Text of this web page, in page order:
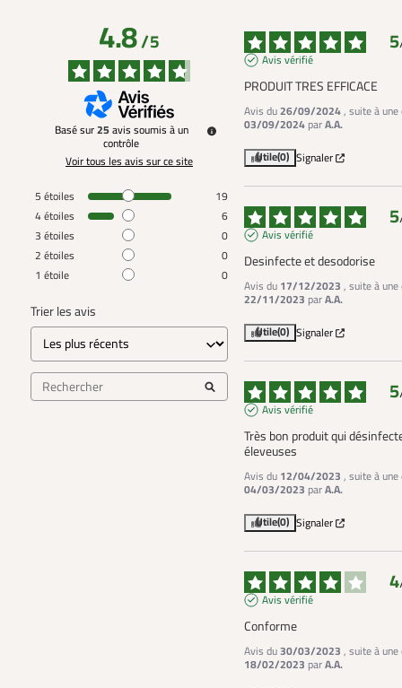
4.8/5
Basé sur25avis soumis à un
contrôle
Voir tous les avis sur ce site
5 étoiles
19
4étoiles
6
3 étoiles
0
2 étoiles
0
1 étoile 0
Trier les avis
5
Avis vérifié
PRODUIT TRES EFFICACE
Avis du26/09/2024, suite à une
03/09/2024 parA.A.
Utile(0) Signaler
5
Avis vérifié
Desinfecte et desodorise
Avis du 17/12/2023 , suite à une
22/11/2023 parA.A.
Utile(0) Signaler
5
Avis vérifié
Très bon produit qui
éleveuses
Avis du 12/04/2023 , suite à une
04/03/2023 parA.A.
Utile(0) Signaler
4
Avis vérifié
Conforme
Avis du30/03/2023 , suite à une
18/02/2023 parA.A.